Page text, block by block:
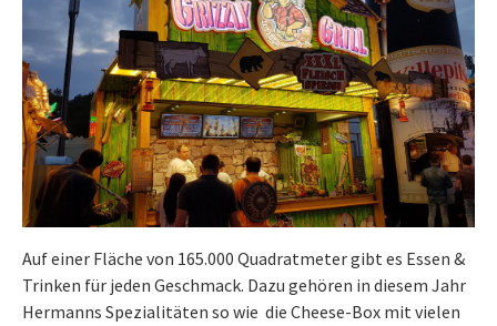
Auf einer Fläche von 165.000 Quadratmeter gibt es Essen &
Trinken für jeden Geschmack. Dazu gehören in diesem Jahr
Hermanns Spezialitäten so wie die Cheese-Box mit vielen